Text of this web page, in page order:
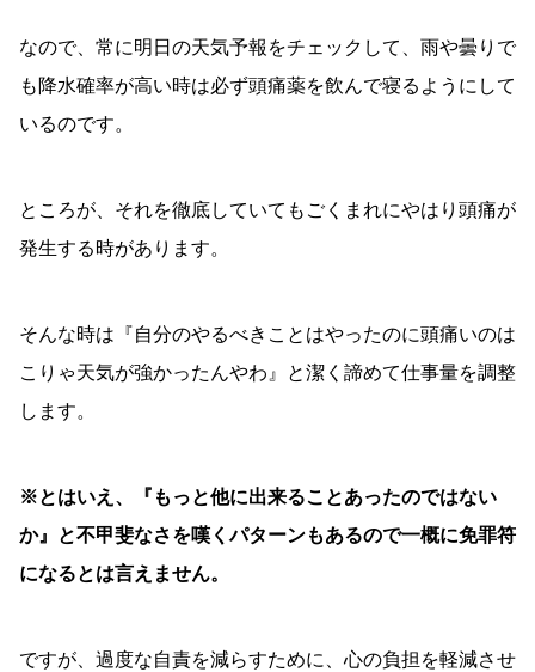
なので、常に明日の天気予報をチェックして、雨や曇りで
も降水確率が高い時は必ず頭痛薬を飲んで寝るようにして
いるのです。
ところが、それを徹底していてもごくまれにやはり頭痛が
発生する時があります。
そんな時は『自分のやるべきことはやったのに頭痛いのは
こりゃ天気が強かったんやわ』と潔く諦めて仕事量を調整
します。
※とはいえ、『もっと他に出来ることあったのではない
か』と不甲斐なさを嘆くパターンもあるので一概に免罪符
になるとは言えません。
ですが、過度な自責を減らすために、心の負担を軽減させ